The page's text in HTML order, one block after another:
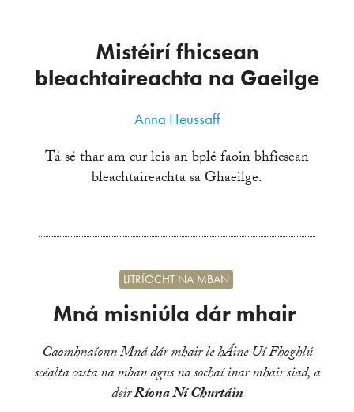
Mistéirí fhicsean
bleachtaireachta na Gaeilge
Anna Heussaff
Tá sé thar am cur leis an bplé faoin bhficsean
bleachtaireachta sa Ghaeilge.
Mná misniúla dár mhair
LITRÍOCHT NA MBAN
Caomhnaíonn Mná dár mhair le hÁine Uí Fhoghlú
scéalta casta na mban agus na sochaí inar mhair siad, a
deirRíona Ní Churtáin